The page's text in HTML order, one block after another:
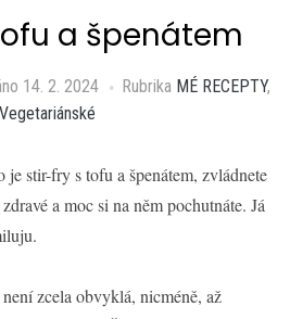
a špenátem
14. 2. 2024 Rubrika MÉ RECEPTY,
Vegetariánské
stir-fry s tofu a špenátem, zvládnete
a moc si na něm pochutnáte. Já
zcela obvyklá, nicméně, až